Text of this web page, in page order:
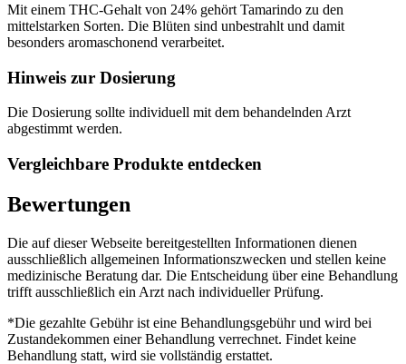
Mit einem THC-Gehalt von 24% gehört Tamarindo zu den
mittelstarken Sorten. Die Blüten sind unbestrahlt und damit
besonders aromaschonend verarbeitet.
Hinweis zur Dosierung
Die Dosierung sollte individuell mit dem behandelnden Arzt
abgestimmt werden.
Vergleichbare Produkte entdecken
Bewertungen
Die auf dieser Webseite bereitgestellten Informationen dienen
ausschließlich allgemeinen Informationszwecken und stellen keine
medizinische Beratung dar. Die Entscheidung über eine Behandlung
trifft ausschließlich ein Arzt nach individueller Prüfung.
*Die gezahlte Gebühr ist eine Behandlungsgebühr und wird bei
Zustandekommen einer Behandlung verrechnet. Findet keine
Behandlung statt, wird sie vollständig erstattet.